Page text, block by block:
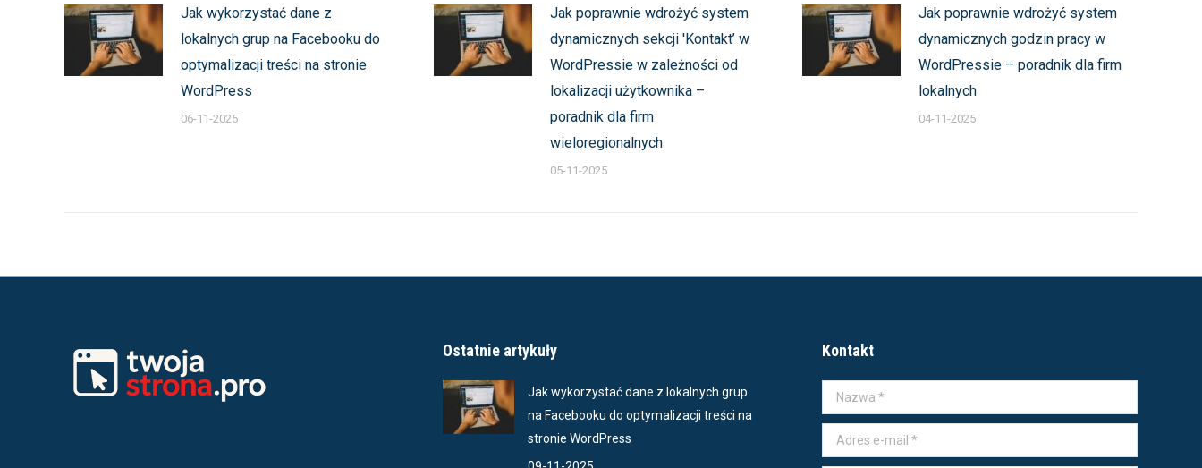
Jak wykorzystać dane z
lokalnych grup na Facebooku do
optymalizacji treści na stronie
WordPress
06-11-2025
Jak poprawnie wdrożyć system
dynamicznych sekcji 'Kontakt’ w
WordPressie w zależności od
lokalizacji użytkownika –
poradnik dla firm
wieloregionalnych
05-11-2025
Jak poprawnie wdrożyć system
dynamicznych godzin pracy w
WordPressie – poradnik dla firm
lokalnych
04-11-2025
Ostatnie artykuły
Jak wykorzystać dane z lokalnych grup
na Facebooku do optymalizacji treści na
stronie WordPress
Kontakt
Nazwa *
Adres e-mail *